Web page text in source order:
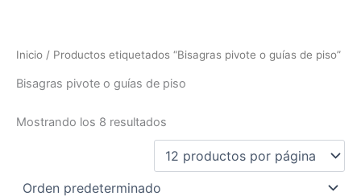
Inicio / Productos etiquetados “Bisagras pivote o guías de piso”
Bisagras pivote o guías de piso
Mostrando los 8 resultados